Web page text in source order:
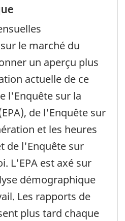
le marché du
un aperçu plus
actuelle de ce
l'Enquête sur la
de l'Enquête sur
et les heures
de l'Enquête sur
L'EPA est axé sur
démographique
Les rapports de
plus tard chaque